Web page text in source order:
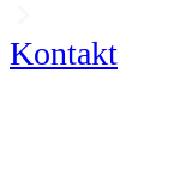
Kontakt